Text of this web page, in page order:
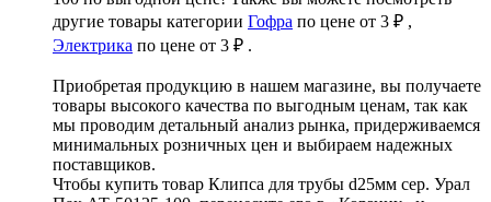
другие товары категории Гофра по цене от 3 ₽ ,
Электрика по цене от 3 ₽ .
Приобретая продукцию в нашем магазине, вы получаете
товары высокого качества по выгодным ценам, так как
мы проводим детальный анализ рынка, придерживаемся
минимальных розничных цен и выбираем надежных
поставщиков.
Чтобы купить товар Клипса для трубы d25мм сер. Урал